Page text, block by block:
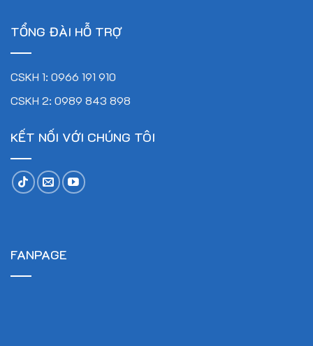
TỔNG ĐÀI HỖ TRỢ
CSKH 1: 0966 191 910
CSKH 2: 0989 843 898
KẾT NỐI VỚI CHÚNG TÔI
FANPAGE